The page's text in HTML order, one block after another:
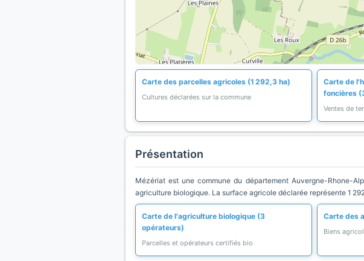
Carte des parcelles agricoles (1 292,3 ha)
Cultures déclarées sur la commune
Carte de
foncières
Ventes de
Présentation
Mézériat est une commune du département Auvergne-Rhone-
agriculture biologique. La surface agricole déclarée représente 1
Carte de l'agriculture biologique (3
opérateurs)
Parcelles et opérateurs certifiés bio
Carte des
Biens